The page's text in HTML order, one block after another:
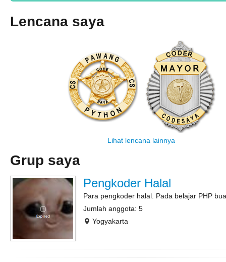
Lencana saya
Lihat lencana lainnya
Grup saya
Pengkoder Halal
Para pengkoder halal. Pada belajar PHP
Jumlah anggota: 5
Yogyakarta